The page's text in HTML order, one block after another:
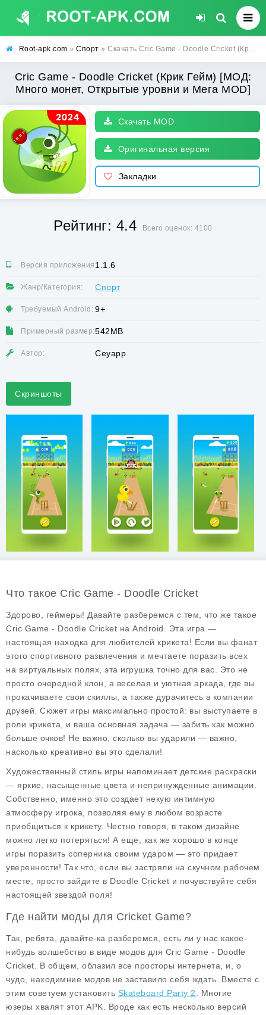
Root-apk.com » Спорт » Скачать Cric Game - Doodle Cricket (Крик Гейм) [МОД: Много монет, Открытые уровни и Мега MOD] | Взлом Cric Game - Doodle Cricket на Андроид
Cric Game - Doodle Cricket (Крик Гейм) [МОД:
Много монет, Открытые уровни и Мега MOD]
Скачать MOD
Оригинальная версия
Закладки
Рейтинг: 4.4 Всего оценок: 4100
Версия приложения:1.1.6
Жанр/Категория: Спорт
Требуемый Android: 9+
Примерный размер:542MB
Автор: Ceyapp
Скриншоты
Что такое Cric Game - Doodle Cricket
Здорово, геймеры! Давайте разберемся с тем, что же такое
Cric Game - Doodle Cricket на Android. Эта игра —
настоящая находка для любителей крикета! Если вы фанат
этого спортивного развлечения и мечтаете поразить всех
на виртуальных полях, эта игрушка точно для вас. Это не
просто очередной клон, а веселая и уютная аркада, где вы
прокачиваете свои скиллы, а также дурачитесь в компании
друзей. Сюжет игры максимально простой: вы выступаете в
роли крикета, и ваша основная задача — забить как можно
больше очков! Не важно, сколько вы ударили — важно,
насколько креативно вы это сделали!
Художественный стиль игры напоминает детские раскраски
— яркие, насыщенные цвета и непринужденные анимации.
Собственно, именно это создает некую интимную
атмосферу игрока, позволяя ему в любом возрасте
приобщиться к крикету. Честно говоря, в таком дизайне
можно легко потеряться! А еще, как же хорошо в конце
игры поразить соперника своим ударом — это придает
уверенности! Так что, если вы застряли на скучном рабочем
месте, просто зайдите в Doodle Cricket и почувствуйте себя
настоящей звездой поля!
Где найти моды для Cricket Game?
Так, ребята, давайте-ка разберемся, есть ли у нас какое-
нибудь волшебство в виде модов для Cric Game - Doodle
Cricket . В общем, облазил все просторы интернета, и, о
чудо, находимние модов не заставило себя ждать. Вместе с
этим советуем установить Skateboard Party 2 . Многие
юзеры хвалят этот APK. Вроде как есть несколько версий